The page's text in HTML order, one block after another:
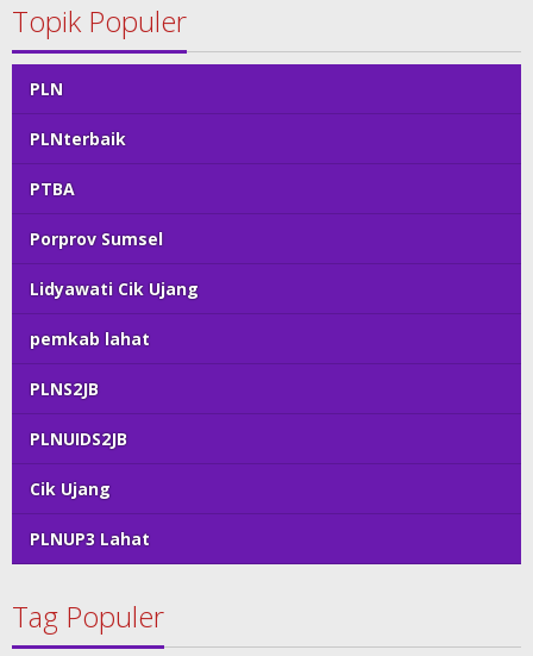
Topik Populer
PLN
PLNterbaik
PTBA
Porprov Sumsel
Lidyawati Cik Ujang
pemkab lahat
PLNS2JB
PLNUIDS2JB
Cik Ujang
PLNUP3 Lahat
Tag Populer